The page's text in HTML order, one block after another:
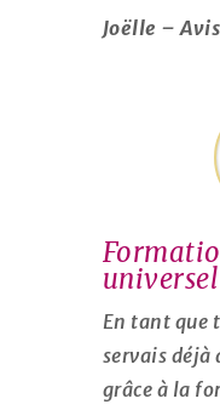
Joëlle –
universel
En tant que
servais déjà
grâce à la